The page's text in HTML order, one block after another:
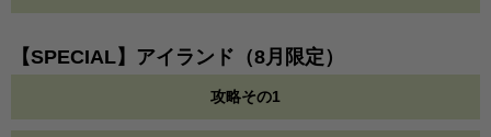
【SPECIAL】アイランド（8月限定）
攻略その1